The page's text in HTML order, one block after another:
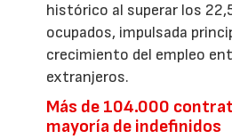
histórico al superar los
ocupados, impulsada
crecimiento del empleo
extranjeros.
Más de 104.000
mayoría de indefinidos